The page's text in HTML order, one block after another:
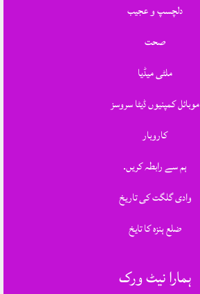
دلچسپ و عجیب
صحت
ملٹی میڈیا
موبائل کمپنیوں ڈیٹا سروسز
کاروبار
ہم سے رابطہ کریں.
وادی گلگت کی تاریخ
ضلع ہنزہ کا تایخ
ہمارا نیٹ ورک